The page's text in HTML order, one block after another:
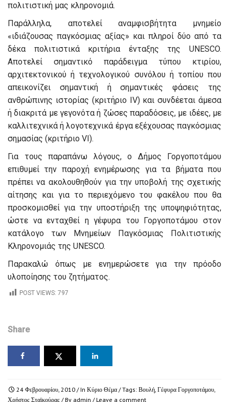
πολιτιστική μας κληρονομιά.
Παράλληλα, αποτελεί αναμφισβήτητα μνημείο
«ιδιάζουσας παγκόσμιας αξίας» και πληροί δύο από τα
δέκα πολιτιστικά κριτήρια ένταξης της UNESCO.
Αποτελεί σημαντικό παράδειγμα τύπου κτιρίου,
αρχιτεκτονικού ή τεχνολογικού συνόλου ή τοπίου που
απεικονίζει σημαντική ή σημαντικές φάσεις της
ανθρώπινης ιστορίας (κριτήριο IV) και συνδέεται άμεσα
ή διακριτά με γεγονότα ή ζώσες παραδόσεις, με ιδέες, με
καλλιτεχνικά ή λογοτεχνικά έργα εξέχουσας παγκόσμιας
σημασίας (κριτήριο VI).
Για τους παραπάνω λόγους, ο Δήμος Γοργοποτάμου
επιθυμεί την παροχή ενημέρωσης για τα βήματα που
πρέπει να ακολουθηθούν για την υποβολή της σχετικής
αίτησης και για το περιεχόμενο του φακέλου που θα
προσκομισθεί για την υποστήριξη της υποψηφιότητας,
ώστε να ενταχθεί η γέφυρα του Γοργοποτάμου στον
κατάλογο των Μνημείων Παγκόσμιας Πολιτιστικής
Κληρονομιάς της UNESCO.
Παρακαλώ όπως με ενημερώσετε για την πρόοδο
υλοποίησης του ζητήματος.
POST VIEWS: 797
Share
24 Φεβρουαρίου, 2010 / In Κύριο Θέμα / Tags: Βουλή, Γέφυρα Γοργοποτάμου,
Χρήστος Σταϊκούρας / By admin / Leave a comment